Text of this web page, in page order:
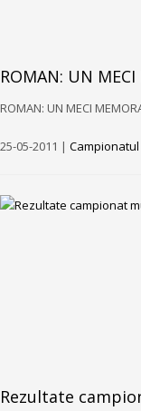
ROMAN: UN
ROMAN: UN MECI
25-05-2011 |
Rezultate